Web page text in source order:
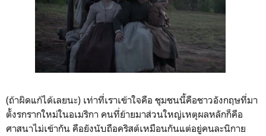
(ถ้าผิดแก้ได้เลยนะ) เท่าที่เราเข้าใจคือ ชุมชนนี้คือชาวอังกฤษที่มา
ตั้งรกรากใหม่ในอเมริกา คนที่ย้ายมาส่วนใหญ่เหตุผลหลักก็คือ
ศาสนาไม่เข้ากัน คือยังนับถือคริสต์เหมือนกันแต่อยู่คนละนิกาย